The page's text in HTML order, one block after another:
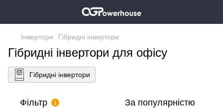
Інвертори Гібридні інвертори
Гібридні інвертори для офісу
Гібридні інвертори
Фільтр 1 За популярністю